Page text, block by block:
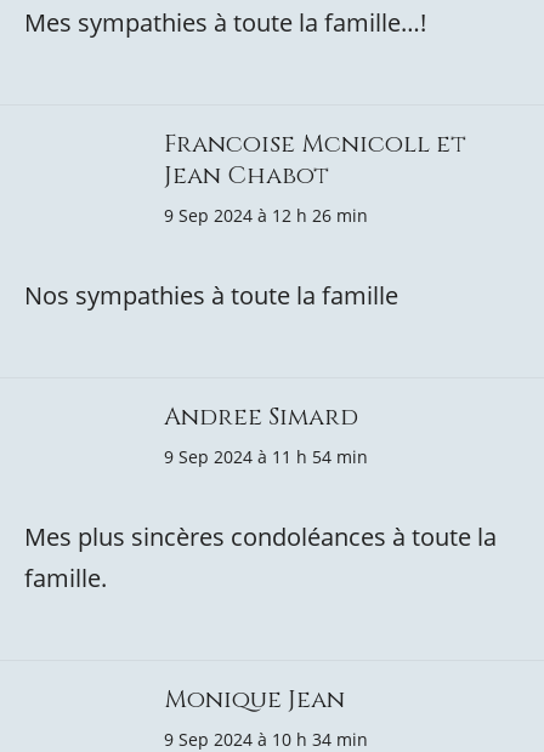
Mes sympathies à toute la famille…!
Francoise Mcnicoll et
Jean Chabot
9 Sep 2024 à 12 h 26 min
Nos sympathies à toute la famille
Andree Simard
9 Sep 2024 à 11 h 54 min
Mes plus sincères condoléances à toute la
famille.
Monique Jean
9 Sep 2024 à 10 h 34 min